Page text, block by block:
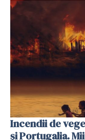
Incendii de
și Portugalia.